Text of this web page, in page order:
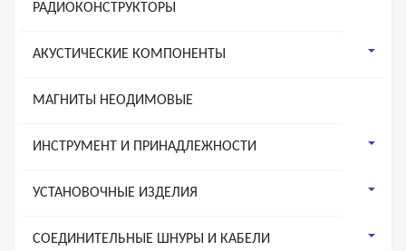
РАДИОКОНСТРУКТОРЫ
АКУСТИЧЕСКИЕ КОМПОНЕНТЫ
МАГНИТЫ НЕОДИМОВЫЕ
ИНСТРУМЕНТ И ПРИНАДЛЕЖНОСТИ
УСТАНОВОЧНЫЕ ИЗДЕЛИЯ
СОЕДИНИТЕЛЬНЫЕ ШНУРЫ И КАБЕЛИ